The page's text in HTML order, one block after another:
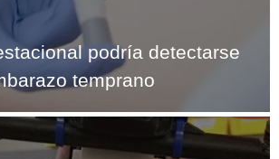
podría detectarse
temprano